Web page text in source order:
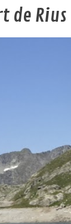
de Rius